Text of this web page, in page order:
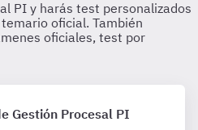
Gestión Procesal PI